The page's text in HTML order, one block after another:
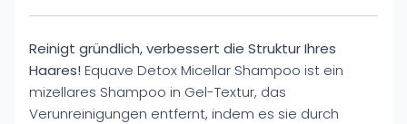
Reinigt gründlich, verbessert die Struktur Ihres
Haares! Equave Detox Micellar Shampoo ist ein
mizellares Shampoo in Gel-Textur, das
Verunreinigungen entfernt, indem es sie durch